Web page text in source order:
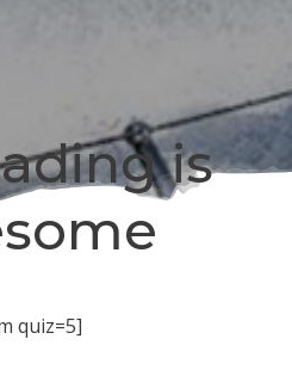
is
quiz=5]